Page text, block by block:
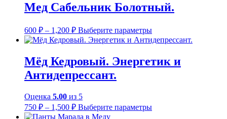
Мед Сабельник Болотный.
600 ₽ – 1,200 ₽Диапазон
цен:
1,200 ₽
Выберите параметрыЭтот
товар
имеет
вариаций.
странице
Мёд Кедровый. Энергетик и
Антидепрессант.
Оценка 5.00 из 5
750 ₽ – 1,500 ₽Диапазон
цен:
Выберите параметрыЭтот